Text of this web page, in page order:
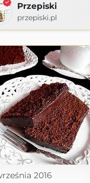
Przepiski
przepiski.pl
2016